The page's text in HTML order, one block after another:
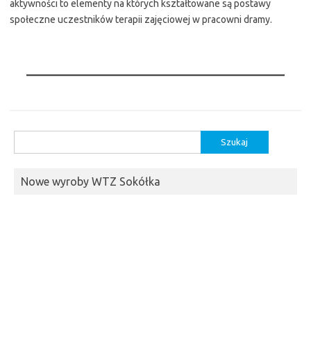
aktywności to elementy na których kształtowane są postawy
społeczne uczestników terapii zajęciowej w pracowni dramy.
Nowe wyroby WTZ Sokółka